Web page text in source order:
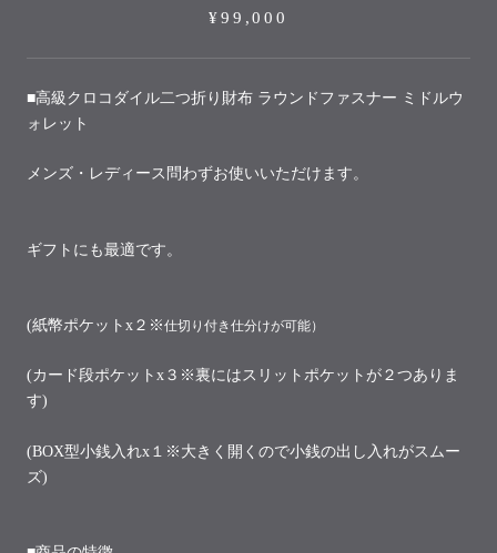
¥99,000
■高級クロコダイル二つ折り財布 ラウンドファスナー ミドルウ
ォレット
メンズ・レディース問わずお使いいただけます。
ギフトにも最適です。
(紙幣ポケットx２※仕切り付き仕分けが可能）
(カード段ポケットx３※裏にはスリットポケットが２つありま
す)
(BOX型小銭入れx１※大きく開くので小銭の出し入れがスムー
ズ)